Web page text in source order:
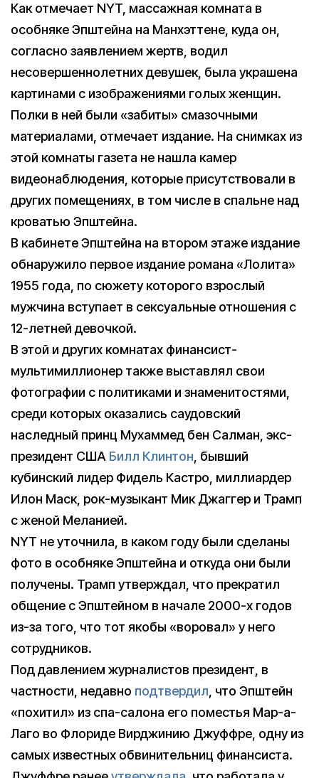
Как отмечает NYT, массажная комната в
особняке Эпштейна на Манхэттене, куда он,
согласно заявлением жертв, водил
несовершеннолетних девушек, была украшена
картинами с изображениями голых женщин.
Полки в ней были «забиты» смазочными
материалами, отмечает издание. На снимках из
этой комнаты газета не нашла камер
видеонаблюдения, которые присутствовали в
других помещениях, в том числе в спальне над
кроватью Эпштейна.
В кабинете Эпштейна на втором этаже издание
обнаружило первое издание романа «Лолита»
1955 года, по сюжету которого взрослый
мужчина вступает в сексуальные отношения с
12-летней девочкой.
В этой и других комнатах финансист-
мультимиллионер также выставлял свои
фотографии с политиками и знаменитостями,
среди которых оказались саудовский
наследный принц Мухаммед бен Салман, экс-
президент США Билл Клинтон, бывший
кубинский лидер Фидель Кастро, миллиардер
Илон Маск, рок-музыкант Мик Джаггер и Трамп
с женой Меланией.
NYT не уточнила, в каком году были сделаны
фото в особняке Эпштейна и откуда они были
получены. Трамп утверждал, что прекратил
общение с Эпштейном в начале 2000-х годов
из-за того, что тот якобы «воровал» у него
сотрудников.
Под давлением журналистов президент, в
частности, недавно подтвердил, что Эпштейн
«похитил» из спа-салона его поместья Мар-а-
Лаго во Флориде Вирджинию Джуффре, одну из
самых известных обвинительниц финансиста.